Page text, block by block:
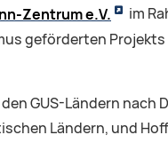
Zentrum e.V.
im
geförderten Projekts
GUS-Ländern
Ländern, und